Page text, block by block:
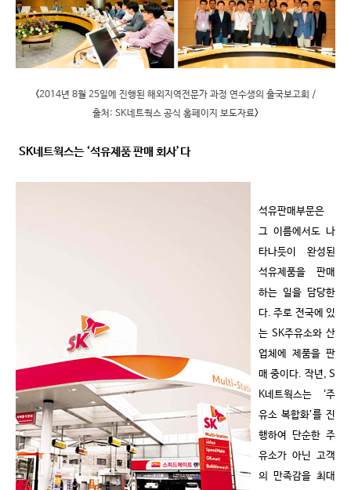
<2014년 8월 25일에 진행된 해외지역전문가 과정 연수생의 출국보고회 /
출처 : SK네트웍스 공식 홈페이지 보도자료>
SK네트웍스는‘석유제품 판매 회사’다
석유판매부문은
그 이름에서도 나
타나듯이 완성된
석유제품을 판매
하는 일을 담당한
다.주로 전국에 있
는 SK주유소와 산
업체에 제품을 판
매 중이다. 작년, S
K네트웍스는 ‘주
유소 복합화’를 진
행하여 단순한 주
유소가 아닌 고객
의 만족감을 최대